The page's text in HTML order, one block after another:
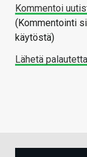
Kommentoi
(Kommentointi
käytöstä)
Lähetä